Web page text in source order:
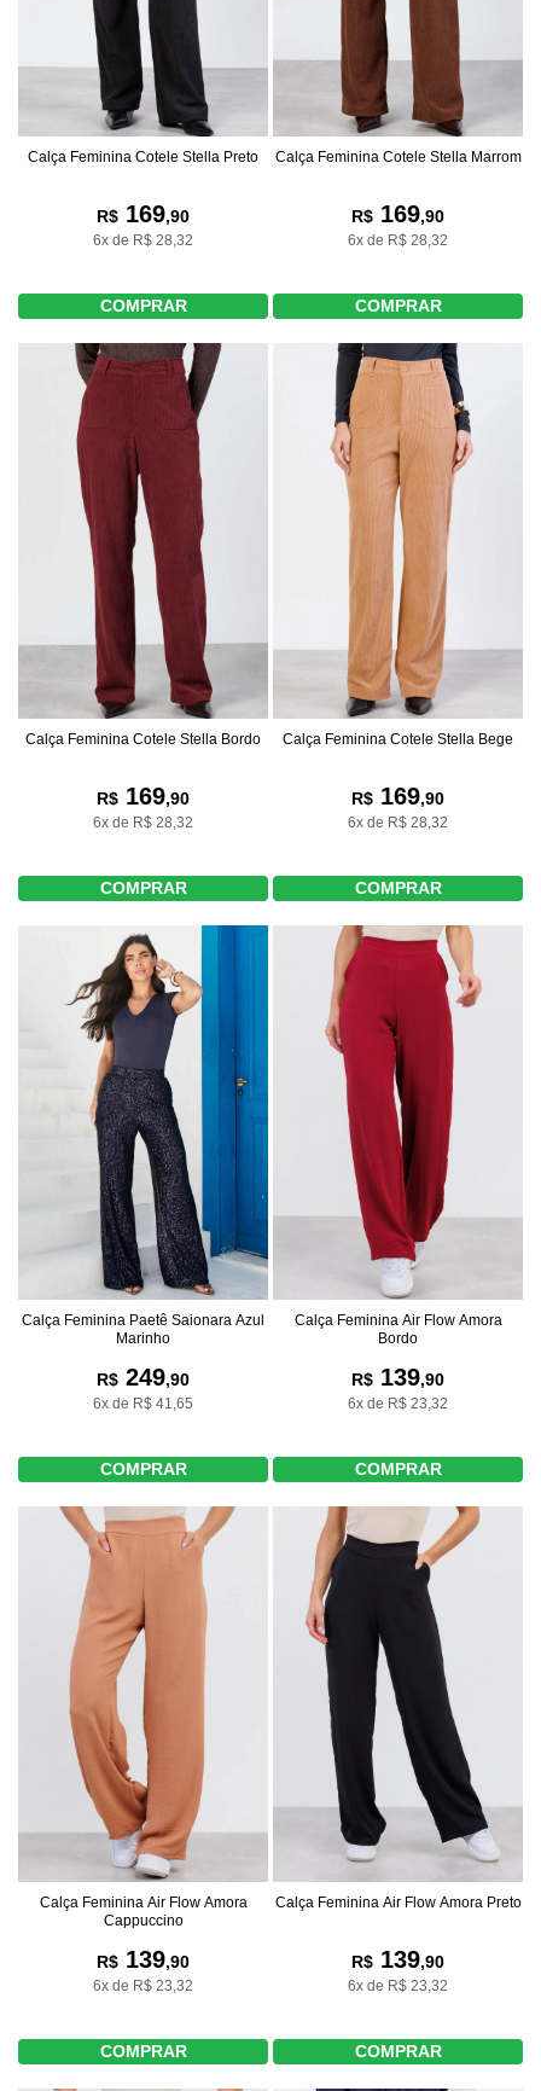
Calça Feminina Cotele Stella Preto
R$ 169,90
6x de R$ 28,32
COMPRAR
Calça Feminina Cotele Stella Marrom
R$ 169,90
6x de R$ 28,32
COMPRAR
Calça Feminina Cotele Stella Bordo
R$ 169,90
6x de R$ 28,32
COMPRAR
Calça Feminina Cotele Stella Bege
R$ 169,90
6x de R$ 28,32
COMPRAR
Calça Feminina Paetê Saionara Azul
Marinho
R$ 249,90
6x de R$ 41,65
COMPRAR
Calça Feminina Air Flow Amora
Bordo
R$ 139,90
6x de R$ 23,32
COMPRAR
Calça Feminina Air Flow Amora
Cappuccino
R$ 139,90
6x de R$ 23,32
COMPRAR
Calça Feminina Air Flow Amora Preto
R$ 139,90
6x de R$ 23,32
COMPRAR